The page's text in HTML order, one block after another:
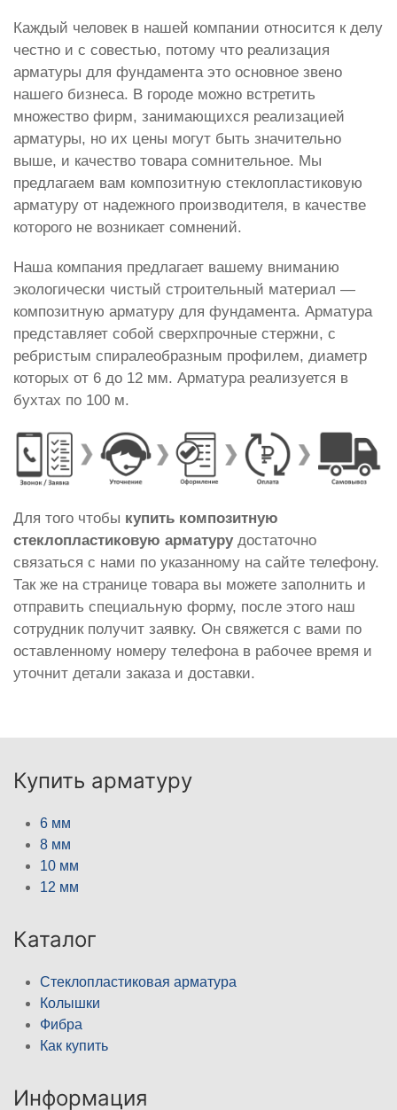
Каждый человек в нашей компании относится к делу
честно и с совестью, потому что реализация
арматуры для фундамента это основное звено
нашего бизнеса. В городе можно встретить
множество фирм, занимающихся реализацией
арматуры, но их цены могут быть значительно
выше, и качество товара сомнительное. Мы
предлагаем вам композитную стеклопластиковую
арматуру от надежного производителя, в качестве
которого не возникает сомнений.
Наша компания предлагает вашему вниманию
экологически чистый строительный материал —
композитную арматуру для фундамента. Арматура
представляет собой сверхпрочные стержни, с
ребристым спиралеобразным профилем, диаметр
которых от 6 до 12 мм. Арматура реализуется в
бухтах по 100 м.
Для того чтобы купить композитную
стеклопластиковую арматурудостаточно
связаться с нами по указанному на сайте телефону.
Так же на странице товара вы можете заполнить и
отправить специальную форму, после этого наш
сотрудник получит заявку. Он свяжется с вами по
оставленному номеру телефона в рабочее время и
уточнит детали заказа и доставки.
Купить арматуру
6 мм
8 мм
10 мм
12 мм
Каталог
Стеклопластиковая арматура
Колышки
Фибра
Как купить
Информация